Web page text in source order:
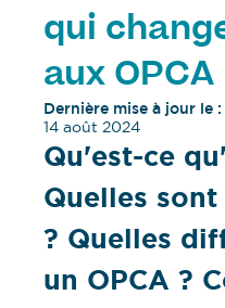
qui
aux OPCA
Dernière mise à jour le :
14 août 2024
Qu'est-ce
Quelles
? Quelles
un OPCA ?